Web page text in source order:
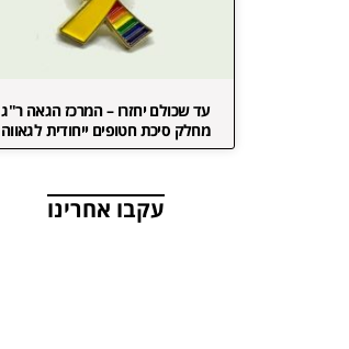
עד שכולם יחזרו – המרכז הגאה ר"ג
מחלק סיכת חטופים ייחודית לגאווה
עקבו אחרינו